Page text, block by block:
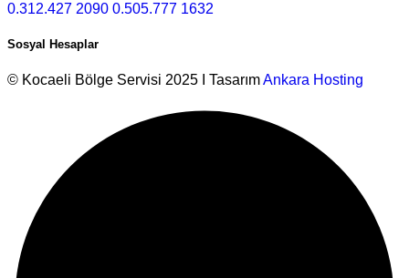
0.312.427 2090 0.505.777 1632
Sosyal Hesaplar
© Kocaeli Bölge Servisi 2025 I TasarımAnkara Hosting